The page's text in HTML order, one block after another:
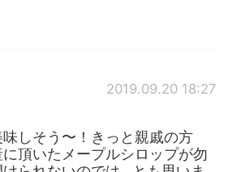
2019.09.20 18:27
味しそう〜！きっと親戚の方
頂いたメープルシロップが勿